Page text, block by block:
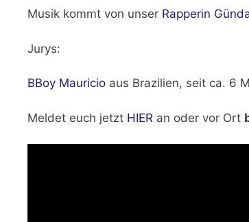
Musik kommt von unser Rapperin
Jurys:
BBoy Mauricio aus Brazilien, seit ca. 6
Meldet euch jetzt HIER an oder vor Ort